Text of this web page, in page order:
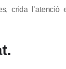
crida l’atenció